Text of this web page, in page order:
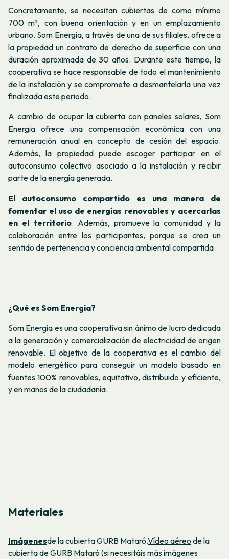
Concretamente, se necesitan cubiertas de como mínimo
700 m², con buena orientación y en un emplazamiento
urbano. Som Energia, a través de una de sus filiales, ofrece a
la propiedad un contrato de derecho de superficie con una
duración aproximada de 30 años. Durante este tiempo, la
cooperativa se hace responsable de todo el mantenimiento
de la instalación y se compromete a desmantelarla una vez
finalizada este periodo.
A cambio de ocupar la cubierta con paneles solares, Som
Energia ofrece una compensación económica con una
remuneración anual en concepto de cesión del espacio.
Además, la propiedad puede escoger participar en el
autoconsumo colectivo asociado a la instalación y recibir
parte de la energía generada.
El autoconsumo compartido es una manera de
fomentar el uso de energías renovables y acercarlas
en el territorio. Además, promueve la comunidad y la
colaboración entre los participantes, porque se crea un
sentido de pertenencia y conciencia ambiental compartida.
¿Qué es Som Energia?
Som Energia es una cooperativa sin ánimo de lucro dedicada
a la generación y comercialización de electricidad de origen
renovable. El objetivo de la cooperativa es el cambio del
modelo energético para conseguir un modelo basado en
fuentes 100% renovables, equitativo, distribuido y eficiente,
y en manos de la ciudadanía.
Materiales
Imágenesde la cubierta GURB Mataró.Vídeo aéreo de la
cubierta de GURB Mataró (si necesitáis más imágenes